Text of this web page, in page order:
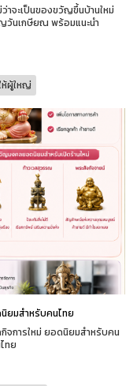
จะเป็นของขวัญขึ้นบ้านใหม่
วันเกษียณ พร้อมแนะนำ
ผู้ใหญ่
ยมสำหรับคนไทย
จการใหม่ ยอดนิยมสำหรับคน
ทย